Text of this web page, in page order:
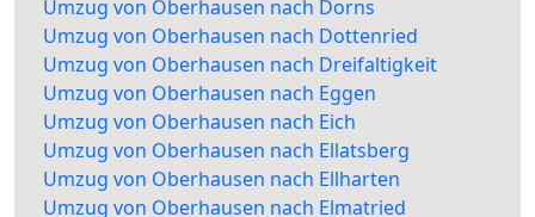
Umzug von Oberhausen nach Dorns
Umzug von Oberhausen nach Dottenried
Umzug von Oberhausen nach Dreifaltigkeit
Umzug von Oberhausen nach Eggen
Umzug von Oberhausen nach Eich
Umzug von Oberhausen nach Ellatsberg
Umzug von Oberhausen nach Ellharten
Umzug von Oberhausen nach Elmatried